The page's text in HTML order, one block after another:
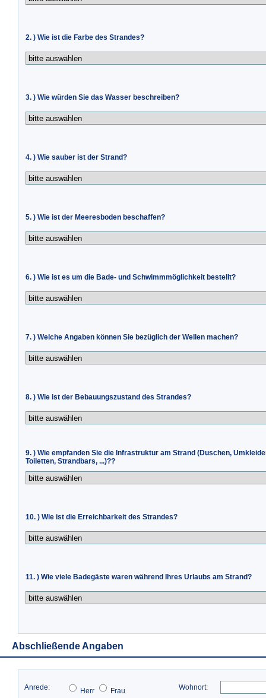
2. ) Wie ist die Farbe des Strandes?
3. ) Wie würden Sie das Wasser beschreiben?
4. ) Wie sauber ist der Strand?
5. ) Wie ist der Meeresboden beschaffen?
6. ) Wie ist es um die Bade- und Schwimmmöglichkeit bestellt?
7. ) Welche Angaben können Sie bezüglich der Wellen machen?
8. ) Wie ist der Bebauungszustand des Strandes?
9. ) Wie empfanden Sie die Infrastruktur am Strand (Duschen,
Toiletten, Strandbars, ...)??
10. ) Wie ist die Erreichbarkeit des Strandes?
11. ) Wie viele Badegäste waren während Ihres Urlaubs am Strand?
Abschließende Angaben
Anrede: Herr
Frau
Wohnort: